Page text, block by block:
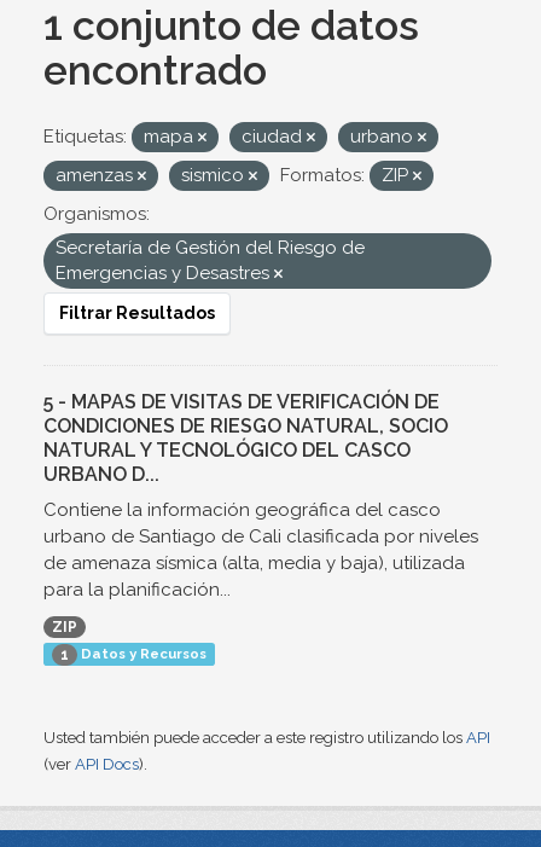
1 conjunto de datos
encontrado
Etiquetas: mapa ciudad
urbano
amenzas
sismico Formatos:
ZIP
Organismos:
Secretaría de Gestión del Riesgo de
Emergencias y Desastres
Filtrar Resultados
5 - MAPAS DE VISITAS DE VERIFICACIÓN DE
CONDICIONES DE RIESGO NATURAL, SOCIO
NATURAL Y TECNOLÓGICO DEL CASCO
URBANO D...
Contiene la información geográfica del casco
urbano de Santiago de Cali clasificada por niveles
de amenaza sísmica (alta, media y baja), utilizada
para la planificación...
ZIP
1 Datos y Recursos
Usted también puede acceder a este registro utilizando los API
(ver API Docs).